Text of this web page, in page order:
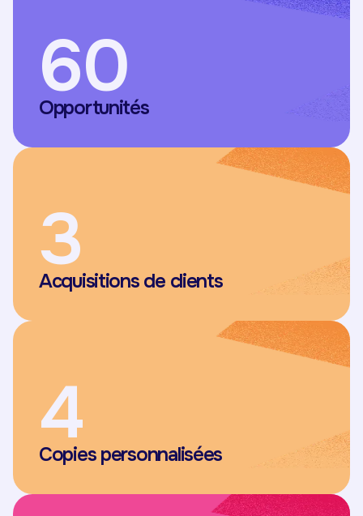
60
Opportunités
3
Acquisitions de clients
4
Copies personnalisées